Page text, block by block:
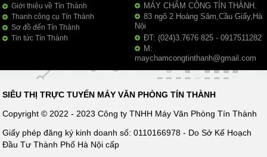
Giới thiệu về Tín Thành
Thanh công cụ Tín Thành
Sơ đồ đến Tín Thành
Tin tức Tín Thành
MÁY CHẤM CÔNG TÍN THÀNH.
83 ngõ 2 Hoàng Sâm,Cầu Giấy,Hà
Nội
ĐT: (024)3.7676 825 - 0917511282
M:
maychamcongtinthanh@gmail.com
SIÊU THỊ TRỰC TUYẾN MÁY VĂN PHÒNG TÍN THÀNH
Copyright © 2022 - 2023 Công ty TNHH Máy Văn Phòng Tín Thành
Giấy phép đăng ký kinh doanh số: 0110166978 - Do Sở Kế Hoạch
Đầu Tư Thành Phố Hà Nội cấp